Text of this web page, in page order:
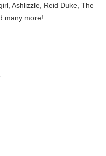
Ashlizzle, Reid Duke, The
many more!